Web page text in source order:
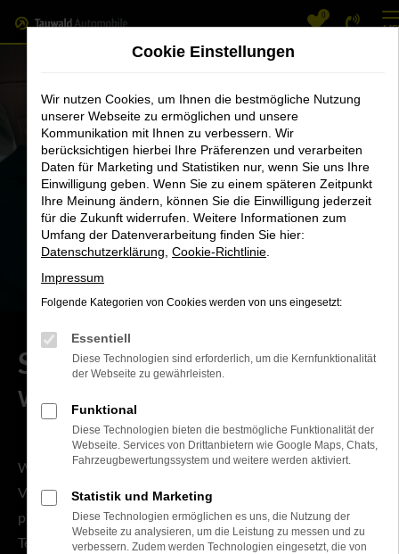
Zum
Hauptinhalt
0
Serviceassistent (m/w/d)
Werde Teil unseres Teams!
Wir bei Tauwald Automobile sind seit über 100 Jahren
Volkswagen und Audi Partner in Erlangen. Dabei
profitieren wir von fundierter Expertise, hochmoderner
Technik und einem einzigartigen Team: Unsere Spezialisten
Cookie Einstellungen
Wir nutzen Cookies, um Ihnen die bestmögliche Nutzung
unserer Webseite zu ermöglichen und unsere
Kommunikation mit Ihnen zu verbessern. Wir
berücksichtigen hierbei Ihre Präferenzen und verarbeiten
Daten für Marketing und Statistiken nur, wenn Sie uns Ihre
Einwilligung geben. Wenn Sie zu einem späteren Zeitpunkt
Ihre Meinung ändern, können Sie die Einwilligung jederzeit
für die Zukunft widerrufen. Weitere Informationen zum
Umfang der Datenverarbeitung finden Sie hier:
Datenschutzerklärung Cookie-Richtlinie
Impressum
Folgende Kategorien von Cookies werden von uns eingesetzt:
Essentiell
Diese Technologien sind erforderlich, um die Kernfunktionalität
der Webseite zu gewährleisten.
Funktional
Diese Technologien bieten die bestmögliche Funktionalität der
Webseite. Services von Drittanbietern wie Google Maps, Chats,
Fahrzeugbewertungssystem und weitere werden aktiviert.
Statistik und Marketing
Diese Technologien ermöglichen es uns, die Nutzung der
Webseite zu analysieren, um die Leistung zu messen und zu
verbessern. Zudem werden Technologien eingesetzt, die von